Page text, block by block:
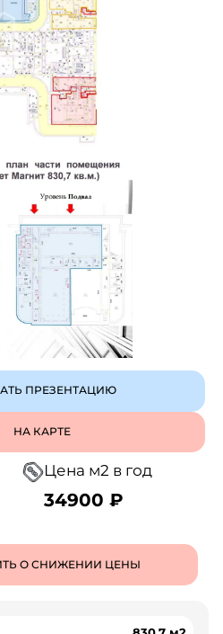
ПРЕЗЕНТАЦИЮ
НА КАРТЕ
Цена м2 в год
34900 ₽
О СНИЖЕНИИ ЦЕНЫ